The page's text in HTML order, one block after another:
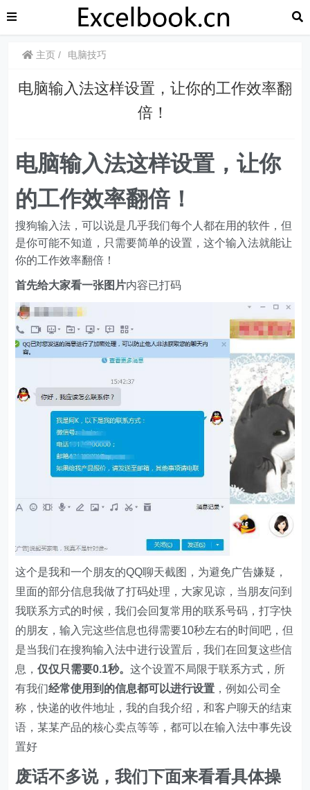
主页 电脑技巧
电脑输入法这样设置，让你的工作效率翻
倍！
电脑输入法这样设置，让你
的工作效率翻倍！
搜狗输入法，可以说是几乎我们每个人都在用的软件，但
是你可能不知道，只需要简单的设置，这个输入法就能让
你的工作效率翻倍！
首先给大家看一张图片内容已打码
这个是我和一个朋友的QQ聊天截图，为避免广告嫌疑，
里面的部分信息我做了打码处理，大家见谅，当朋友问到
我联系方式的时候，我们会回复常用的联系号码，打字快
的朋友，输入完这些信息也得需要10秒左右的时间吧，但
是当我们在搜狗输入法中进行设置后，我们在回复这些信
息，仅仅只需要0.1秒。这个设置不局限于联系方式，所
有我们经常使用到的信息都可以进行设置 ，例如公司全
称，快递的收件地址，我的自我介绍，和客户聊天的结束
语，某某产品的核心卖点等等，都可以在输入法中事先设
置好
废话不多说，我们下面来看看具体操